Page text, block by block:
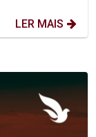
LER MAIS